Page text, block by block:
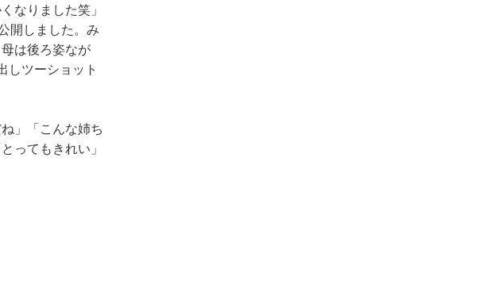
なりました笑」
開しました。み
は後ろ姿なが
しツーショット
」「こんな姉ち
ってもきれい」